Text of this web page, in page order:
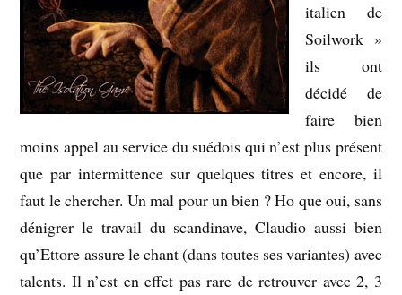
italien de
Soilwork »
ils ont
décidé de
faire bien
moins appel au service du suédois qui n’est plus présent
que par intermittence sur quelques titres et encore, il
faut le chercher. Un mal pour un bien ? Ho que oui, sans
dénigrer le travail du scandinave, Claudio aussi bien
qu’Ettore assure le chant (dans toutes ses variantes) avec
talents. Il n’est en effet pas rare de retrouver avec 2, 3